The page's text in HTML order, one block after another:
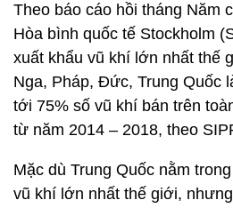
Theo báo cáo hồi tháng Năm
Hòa bình quốc tế Stockholm
xuất khẩu vũ khí lớn nhất thế
Nga, Pháp, Đức, Trung Quốc
tới 75% số vũ khí bán trên
từ năm 2014 – 2018, theo
Mặc dù Trung Quốc nằm
vũ khí lớn nhất thế giới,